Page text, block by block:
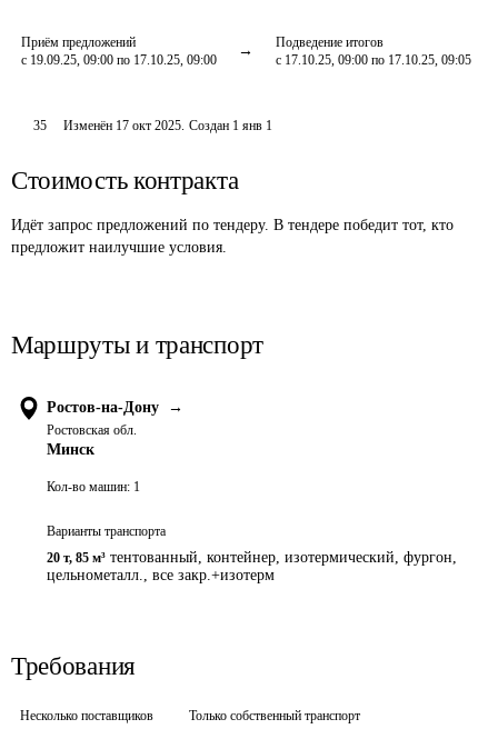
Приём предложений
с 19.09.25, 09:00 по 17.10.25, 09:00
Подведение итогов
с 17.10.25, 09:00 по 17.10.25, 09:05
35 Изменён 17 окт 2025. Создан 1 янв 1
Стоимость контракта
Идёт запрос предложений по тендеру. В тендере победит тот, кто
предложит наилучшие условия.
Маршруты и транспорт
Ростов-на-Дону →
Ростовская обл.
Минск
Кол-во машин: 1
Варианты транспорта
20 т, 85 м³ тентованный, контейнер, изотермический, фургон,
цельнометалл., все закр.+изотерм
Требования
Несколько поставщиков Только собственный транспорт